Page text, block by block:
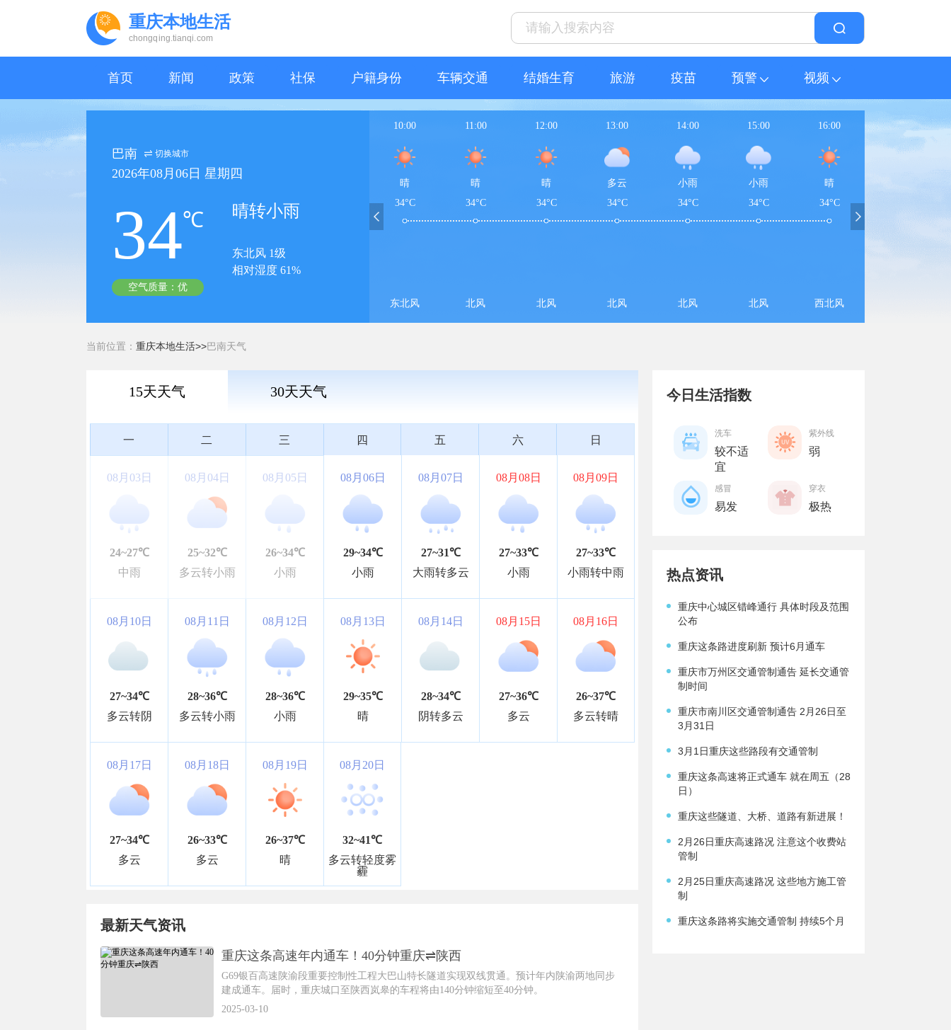
重庆本地生活
chongqing.tianqi.com
首页 新闻 政策 社保 户籍身份 车辆交通 结婚生育 旅游 疫苗 预警 视频
巴南 切换城市
2026年08月06日 星期四
34℃
空气质量：优
晴转小雨
东北风 1级
相对湿度 61%
10:00
晴
34°C
东北风
11:00
晴
34°C
北风
12:00
晴
34°C
北风
13:00
多云
34°C
北风
14:00
小雨
34°C
北风
15:00
小雨
34°C
北风
16:00
晴
34°C
西北风
当前位置： 重庆本地生活>>巴南天气
15天天气 30天天气
一 二 三 四 五 六 日
08月03日
24~27℃
中雨
08月04日
25~32℃
多云转小雨
08月05日
26~34℃
小雨
08月06日
29~34℃
小雨
08月07日
27~31℃
大雨转多云
08月08日
27~33℃
小雨
08月09日
27~33℃
小雨转中雨
08月10日
27~34℃
多云转阴
08月11日
28~36℃
多云转小雨
08月12日
28~36℃
小雨
08月13日
29~35℃
晴
08月14日
28~34℃
阴转多云
08月15日
27~36℃
多云
08月16日
26~37℃
多云转晴
08月17日
27~34℃
多云
08月18日
26~33℃
多云
08月19日
26~37℃
晴
08月20日
32~41℃
多云转轻度雾
霾
最新天气资讯
重庆这条高速年内通车！40分钟重庆⇌陕西
G69银百高速陕渝段重要控制性工程大巴山特长隧道实现双线贯通。预计年内陕渝两地同步
建成通车。届时，重庆城口至陕西岚皋的车程将由140分钟缩短至40分钟。
2025-03-10
今日生活指数
洗车
较不适
宜
紫外线
弱
感冒
易发
穿衣
极热
热点资讯
重庆中心城区错峰通行 具体时段及范围
公布
重庆这条路进度刷新 预计6月通车
重庆市万州区交通管制通告 延长交通管
制时间
重庆市南川区交通管制通告 2月26日至
3月31日
3月1日重庆这些路段有交通管制
重庆这条高速将正式通车 就在周五（28
日）
重庆这些隧道、大桥、道路有新进展！
2月26日重庆高速路况 注意这个收费站
管制
2月25日重庆高速路况 这些地方施工管
制
重庆这条路将实施交通管制 持续5个月